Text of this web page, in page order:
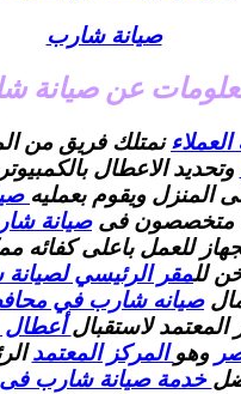
صيانة شارب
عن صيانة
نمتلك فريق من
وتحديد الاعطال
المنزل ويقوم بعمليه
متخصصون فىصيانة
للعمل باعلى كفائه
للمقر الرئيسي
صيانه شارب في
المعتمد لاستقبالأعطال
وهوالمركز المعتمد
خدمة صيانة شارب